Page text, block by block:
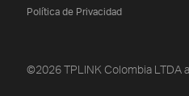
Política de Privacidad
©2026 TPLINK Colombia LTDA